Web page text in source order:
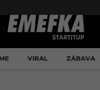
VIRAL ZÁBAVA